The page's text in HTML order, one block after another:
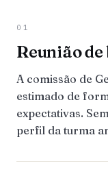
01
Reunião
A comissão de
estimado de
expectativas.
perfil da turma